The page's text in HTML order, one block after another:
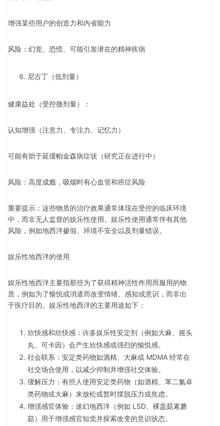
增强某些用户的创造力和内省能力
风险：幻觉、恐慌、可能引发潜在的精神疾病
尼古丁（低剂量）
健康益处（受控微剂量）：
认知增强（注意力、专注力、记忆力）
可能有助于延缓帕金森病症状（研究正在进行中）
风险：高度成瘾，吸烟时有心血管和癌症风险
重要提示：这些物质的治疗效果通常体现在受控的临床环境
中，而非无人监督的娱乐性使用。娱乐性使用通常伴有其他
风险，例如地西泮掺假、环境不安全以及剂量错误。
娱乐性地西泮的使用
娱乐性地西泮主要指那些为了获得精神活性作用而服用的物
质，例如为了愉悦或消遣而改变情绪、感知或意识，而非出
于医疗目的。娱乐性地西泮的主要用途如下：
欣快感和欣快感：许多娱乐性安定剂（例如大麻、摇头
丸、可卡因）会产生欣快感或强烈的愉悦感。
社会联系：安定类药物如酒精、大麻或 MDMA 经常在
社交场合使用，以减少抑制并增强社交体验。
缓解压力：有些人使用安定类药物（如酒精、苯二氮卓
类药物或大麻）来放松或暂时摆脱压力或焦虑。
增强感官体验：迷幻地西泮（例如 LSD、裸盖菇素蘑
菇）用于增强感官知觉并探索改变的意识状态。